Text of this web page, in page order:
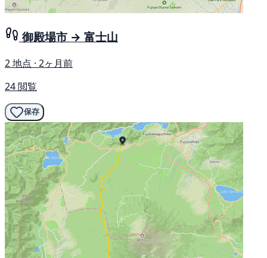
御殿場市 → 富士山
2 地点 · 2ヶ月前
24 閲覧
保存